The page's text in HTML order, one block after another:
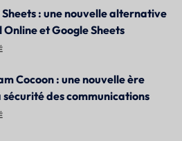
: une nouvelle alternative
Online et Google Sheets
Cocoon : une nouvelle ère
sécurité des communications